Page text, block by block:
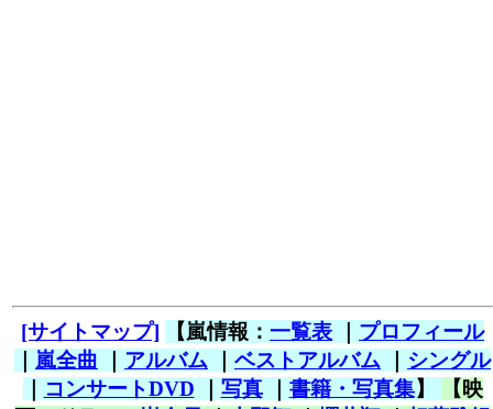
[サイトマップ] 【嵐情報： 一覧表
プロフィール
嵐全曲 アルバム ベストアルバム
シングル
コンサートDVD 写真｜ 書籍・写真集】
【映